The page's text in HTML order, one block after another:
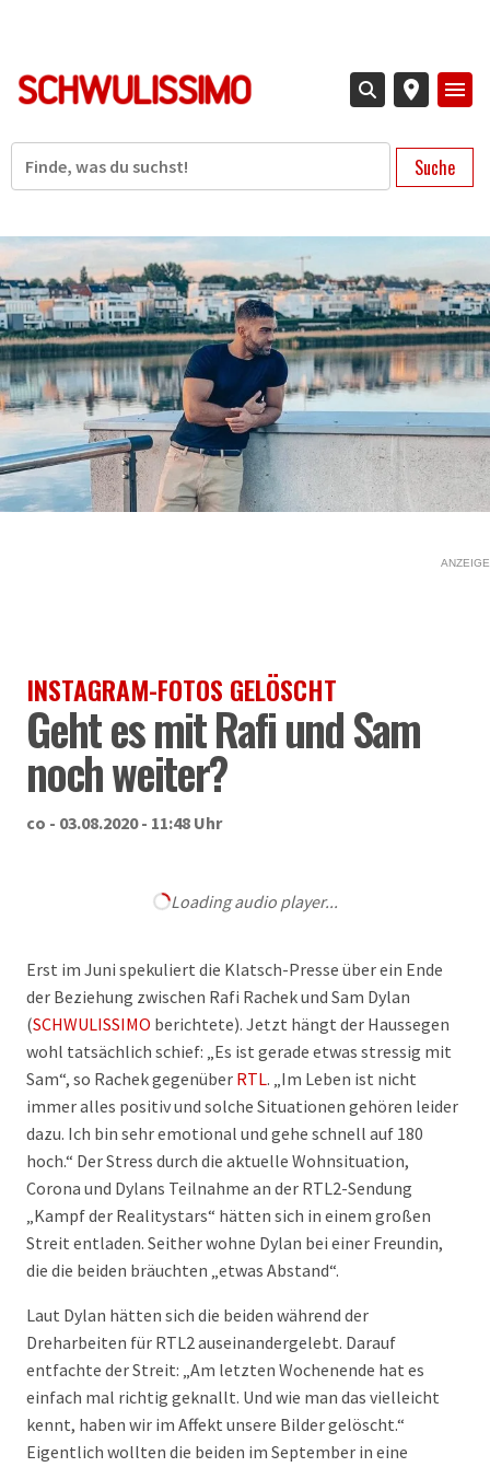
Suche
ANZEIGE
INSTAGRAM-FOTOS GELÖSCHT
Geht es mit Rafi und Sam
noch weiter?
co - 03.08.2020 - 11:48 Uhr
Loading audio player...
Erst im Juni spekuliert die Klatsch-Presse über ein Ende
der Beziehung zwischen Rafi Rachek und Sam Dylan
(SCHWULISSIMO berichtete). Jetzt hängt der Haussegen
wohl tatsächlich schief: „Es ist gerade etwas stressig mit
Sam“, so Rachek gegenüber RTL. „Im Leben ist nicht
immer alles positiv und solche Situationen gehören leider
dazu. Ich bin sehr emotional und gehe schnell auf 180
hoch.“ Der Stress durch die aktuelle Wohnsituation,
Corona und Dylans Teilnahme an der RTL2-Sendung
„Kampf der Realitystars“ hätten sich in einem großen
Streit entladen. Seither wohne Dylan bei einer Freundin,
die die beiden bräuchten „etwas Abstand“.
Laut Dylan hätten sich die beiden während der
Dreharbeiten für RTL2 auseinandergelebt. Darauf
entfachte der Streit: „Am letzten Wochenende hat es
einfach mal richtig geknallt. Und wie man das vielleicht
kennt, haben wir im Affekt unsere Bilder gelöscht.“
Eigentlich wollten die beiden im September in eine